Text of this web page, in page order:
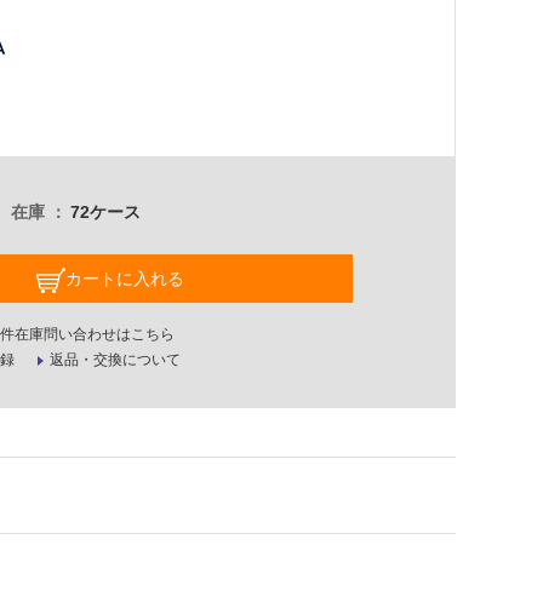
在庫 72ケース
カートに入れる
在庫問い合わせはこちら
返品・交換について